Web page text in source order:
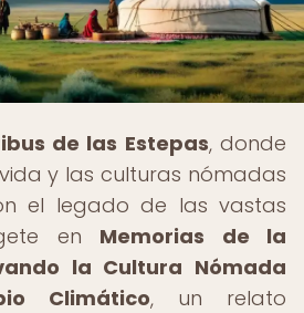
de las Estepas, donde
y las culturas nómadas
el legado de las vastas
en Memorias de la
la Cultura Nómada
Climático, un relato